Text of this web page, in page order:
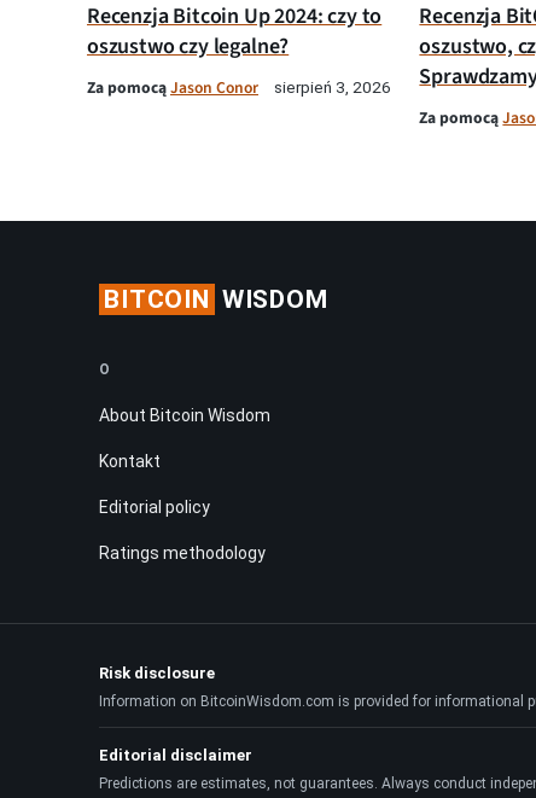
Recenzja Bitcoin Up 2024: czy to
oszustwo czy legalne?
Za pomocąJason Conor sierpień 3, 2026
Recenzja
oszustwo,
Za pomocą
BITCOIN WISDOM
O
About Bitcoin Wisdom
Kontakt
Editorial policy
Ratings methodology
Risk disclosure
Information on BitcoinWisdom.com is provided for informational
Editorial disclaimer
Predictions are estimates, not guarantees. Always conduct